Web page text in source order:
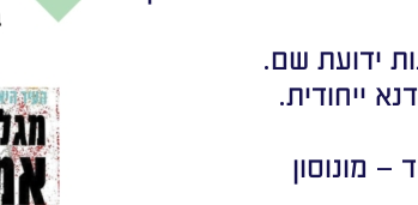
ידועת שם.
ייחודית.